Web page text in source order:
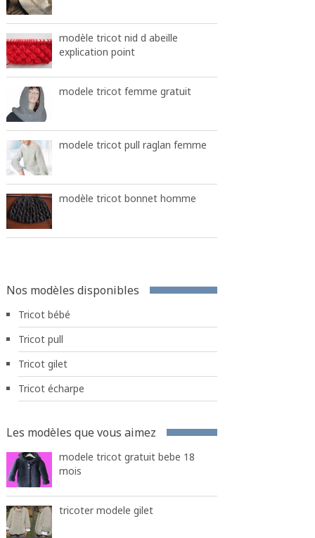
modèle tricot nid d abeille
explication point
modele tricot femme gratuit
modele tricot pull raglan femme
modèle tricot bonnet homme
Nos modèles disponibles
Tricot bébé
Tricot pull
Tricot gilet
Tricot écharpe
Les modèles que vous aimez
modele tricot gratuit bebe 18
mois
tricoter modele gilet